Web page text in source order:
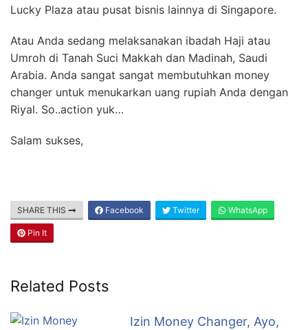
Lucky Plaza atau pusat bisnis lainnya di Singapore.
Atau Anda sedang melaksanakan ibadah Haji atau
Umroh di Tanah Suci Makkah dan Madinah, Saudi
Arabia. Anda sangat sangat membutuhkan money
changer untuk menukarkan uang rupiah Anda dengan
Riyal. So..action yuk…
Salam sukses,
SHARE THIS Facebook Twitter WhatsApp
Pin It
Related Posts
Izin Money Changer, Ayo,